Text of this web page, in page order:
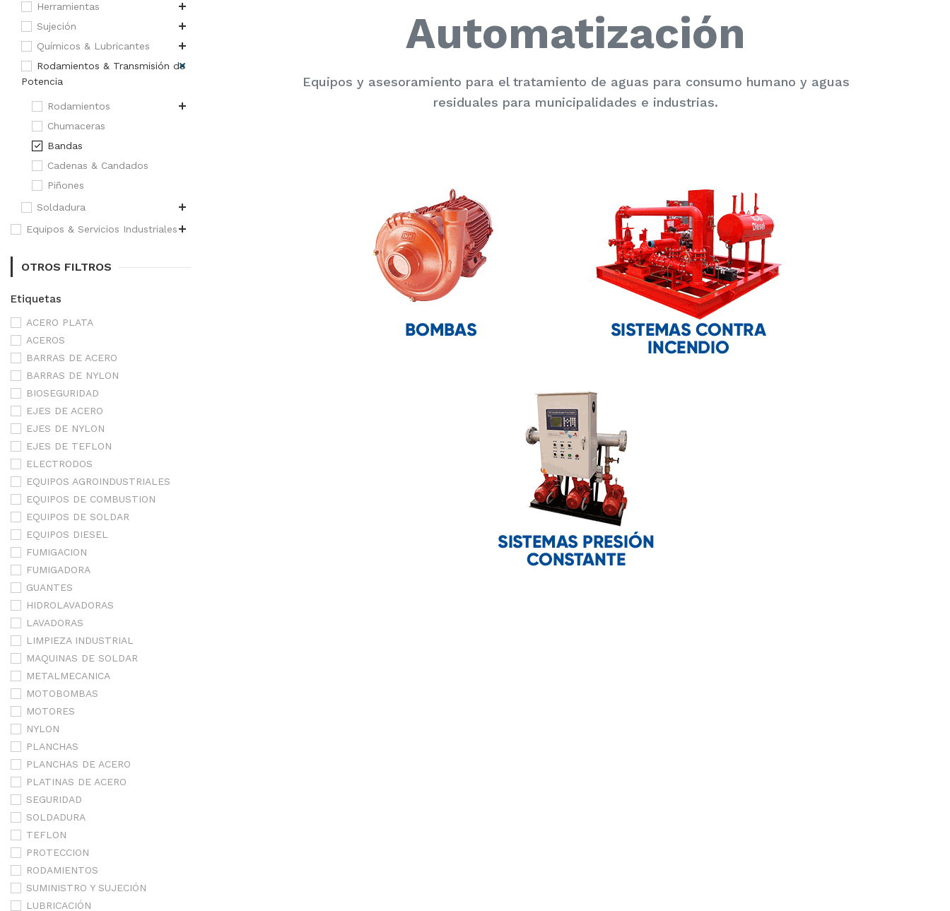
Herramientas
Sujeción
Químicos & Lubricantes
Rodamientos & Transmisión de
Potencia
Rodamientos
Chumaceras
Bandas
Cadenas & Candados
Piñones
Soldadura
Equipos & Servicios Industriales
OTROS FILTROS
Etiquetas
ACERO PLATA
ACEROS
BARRAS DE ACERO
BARRAS DE NYLON
BIOSEGURIDAD
EJES DE ACERO
EJES DE NYLON
EJES DE TEFLON
ELECTRODOS
EQUIPOS AGROINDUSTRIALES
EQUIPOS DE COMBUSTION
EQUIPOS DE SOLDAR
EQUIPOS DIESEL
FUMIGACION
FUMIGADORA
GUANTES
HIDROLAVADORAS
LAVADORAS
LIMPIEZA INDUSTRIAL
MAQUINAS DE SOLDAR
METALMECANICA
MOTOBOMBAS
MOTORES
NYLON
PLANCHAS
PLANCHAS DE ACERO
PLATINAS DE ACERO
SEGURIDAD
SOLDADURA
TEFLON
PROTECCION
RODAMIENTOS
SUMINISTRO Y SUJECIÓN
LUBRICACIÓN
Automatización
Equipos y asesoramiento para el tratamiento de aguas para consumo humano y aguas
residuales para municipalidades e industrias.